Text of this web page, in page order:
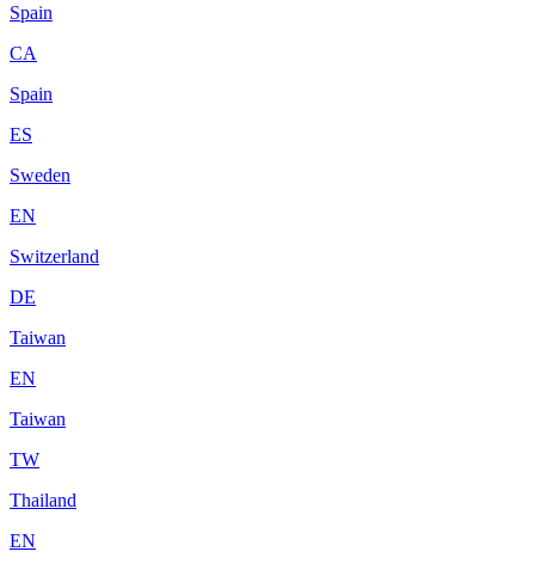
Spain
CA
Spain
ES
Sweden
EN
Switzerland
DE
Taiwan
EN
Taiwan
TW
Thailand
EN